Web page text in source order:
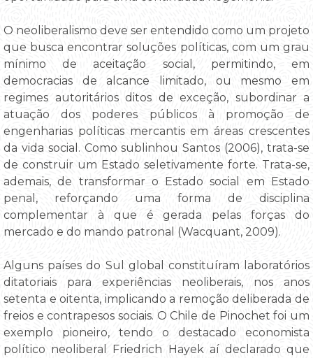
O neoliberalismo deve ser entendido como um projeto
que busca encontrar soluções políticas, com um grau
mínimo de aceitação social, permitindo, em
democracias de alcance limitado, ou mesmo em
regimes autoritários ditos de exceção, subordinar a
atuação dos poderes públicos à promoção de
engenharias políticas mercantis em áreas crescentes
da vida social. Como sublinhou Santos (2006), trata-se
de construir um Estado seletivamente forte. Trata-se,
ademais, de transformar o Estado social em Estado
penal, reforçando uma forma de disciplina
complementar à que é gerada pelas forças do
mercado e do mando patronal (Wacquant, 2009).
Alguns países do Sul global constituíram laboratórios
ditatoriais para experiências neoliberais, nos anos
setenta e oitenta, implicando a remoção deliberada de
freios e contrapesos sociais. O Chile de Pinochet foi um
exemplo pioneiro, tendo o destacado economista
político neoliberal Friedrich Hayek aí declarado que